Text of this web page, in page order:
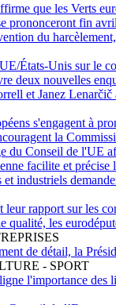
que les Verts
prononceront fin
du
États-Unis sur le
deux nouvelles
et Janez
s'engagent à
la
du Conseil de l'UE
facilite et précise
industriels
leur rapport sur les
qualité, les
de détail, la
- SPORT
l'importance des